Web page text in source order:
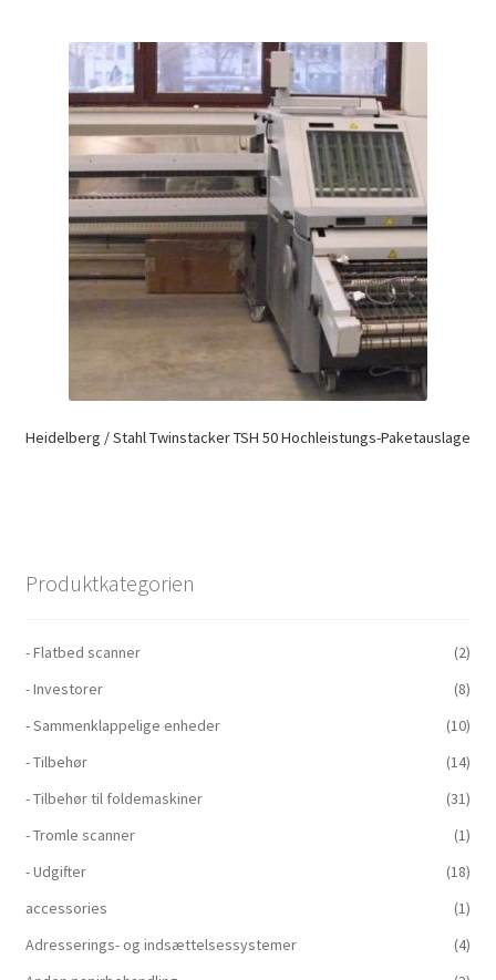
Heidelberg / Stahl Twinstacker TSH 50 Hochleistungs-Paketauslage
Produktkategorien
- Flatbed scanner
(2)
- Investorer
(8)
- Sammenklappelige enheder
(10)
- Tilbehør
(14)
- Tilbehør til foldemaskiner
(31)
- Tromle scanner
(1)
- Udgifter
(18)
accessories
(1)
Adresserings- og indsættelsessystemer
(4)